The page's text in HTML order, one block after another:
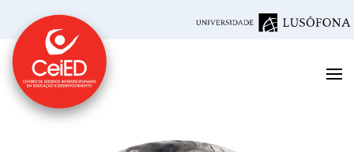
Saltar para o conteúdo principal